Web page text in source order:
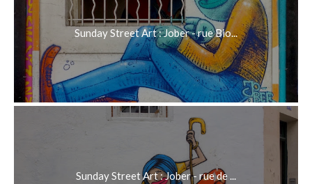
Sunday Street Art : Jober - rue Bio...
Sunday Street Art : Jober - rue de ...